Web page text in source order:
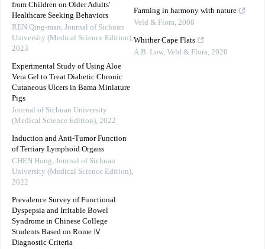
from Children on Older Adults'
Healthcare Seeking Behaviors
REN Qing-man, Journal of Sichuan
University (Medical Science Edition),
2023
Experimental Study of Using Aloe
Vera Gel to Treat Diabetic Chronic
Cutaneous Ulcers in Bama Miniature
Pigs
Journal of Sichuan University
(Medical Science Edition), 2022
Induction and Anti-Tumor Function
of Tertiary Lymphoid Organs
CHEN Hong, Journal of Sichuan
University (Medical Science Edition),
2022
Prevalence Survey of Functional
Dyspepsia and Irritable Bowel
Syndrome in Chinese College
Students Based on Rome Ⅳ
Diagnostic Criteria
Farming in harmony with nature
Veld & Flora, 2008
Whither Cape Flats
A.B. Low, Veld & Flora, 2020